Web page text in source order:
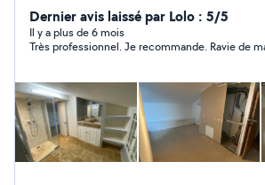
Dernier avis laissé par Lolo : 5/5
Il y a plus de 6 mois
Très professionnel. Je recommande. Ravie de